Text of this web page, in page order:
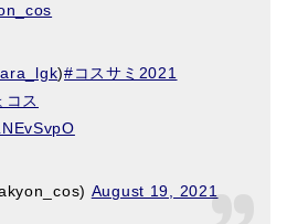
)#コスサミ2021
コス
August 19, 2021